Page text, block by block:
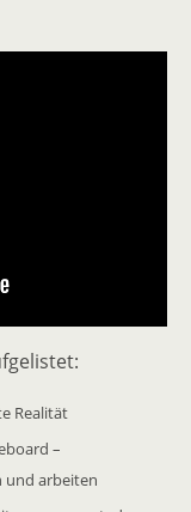
Realität
–
und arbeiten